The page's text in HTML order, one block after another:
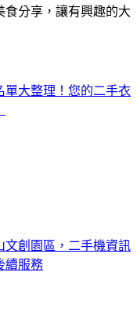
食分享，讓有興趣的大
單大整理！您的二手衣
文創園區，二手機資訊
續服務